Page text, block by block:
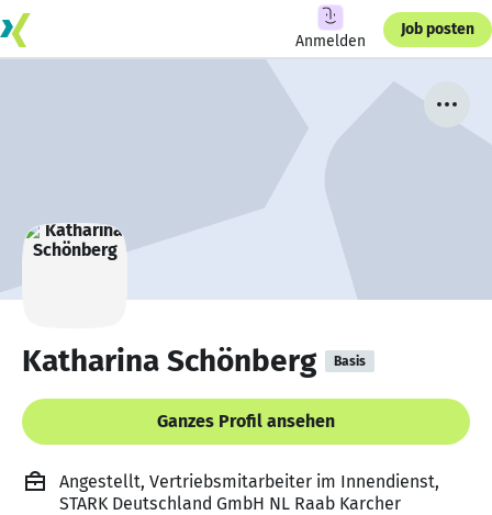
Anmelden
Job posten
Katharina Schönberg Basis
Ganzes Profil ansehen
Angestellt, Vertriebsmitarbeiter im Innendienst,
STARK Deutschland GmbH NL Raab Karcher